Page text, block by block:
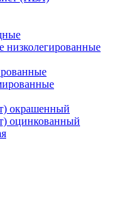
низколегированные
окрашенный
оцинкованный